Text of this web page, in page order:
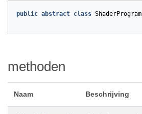
public abstract class ShaderProgram
methoden
Naam Beschrijving